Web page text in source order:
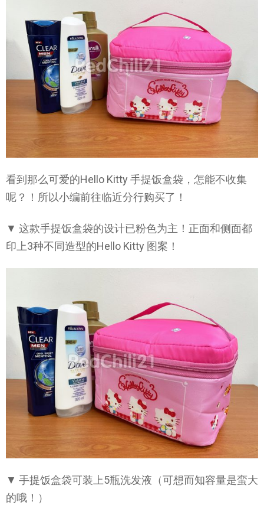
看到那么可爱的Hello Kitty 手提饭盒袋，怎能不收集
呢？！所以小编前往临近分行购买了！
▼ 这款手提饭盒袋的设计已粉色为主！正面和侧面都
印上3种不同造型的Hello Kitty 图案！
▼ 手提饭盒袋可装上5瓶洗发液（可想而知容量是蛮大
的哦！）